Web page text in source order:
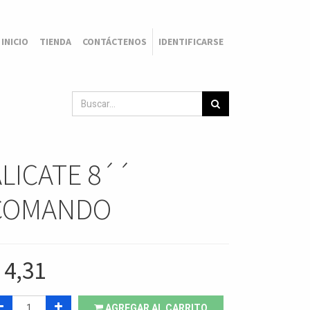
INICIO TIENDA CONTÁCTENOS IDENTIFICARSE
8´´
4,31